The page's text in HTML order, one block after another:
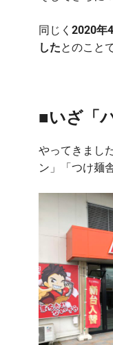
同じく 2020年
したとのこと
■いざ「
やってきまし
ン」「つけ麺